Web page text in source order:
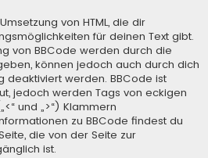
von HTML, die dir
für deinen Text gibt.
von BBCode werden durch die
können jedoch auch durch dich
deaktiviert werden. BBCode ist
jedoch werden Tags von eckigen
und „>“) Klammern
zu BBCode findest du
die von der Seite zur
ist.